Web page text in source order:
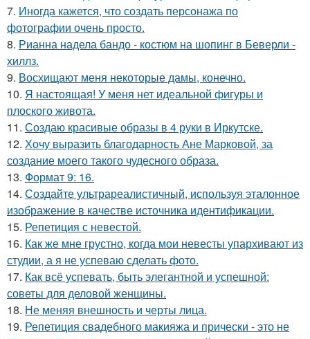
7. Иногда кажется, что создать персонажа по
фотографии очень просто.
8. Рианна надела бандо - костюм на шопинг в Беверли -
хиллз.
9. Восхищают меня некоторые дамы, конечно.
10. Я настоящая! У меня нет идеальной фигуры и
плоского живота.
11. Создаю красивые образы в 4 руки в Иркутске.
12. Хочу выразить благодарность Ане Марковой, за
создание моего такого чудесного образа.
13. Формат 9: 16.
14. Создайте ультрареалистичный, используя эталонное
изображение в качестве источника идентификации.
15. Репетиция с невестой.
16. Как же мне грустно, когда мои невесты упархивают из
студии, а я не успеваю сделать фото.
17. Как всё успевать, быть элегантной и успешной:
советы для деловой женщины.
18. Не меняя внешность и черты лица.
19. Репетиция свадебного макияжа и прически - это не